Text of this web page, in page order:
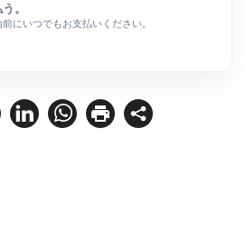
。
にいつでもお支払いください。